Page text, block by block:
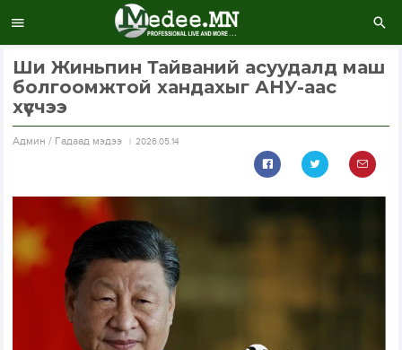
Ши Жиньпин Тайваний асуудалд маш
болгоомжтой хандахыг АНУ-аас
хүсчээ
Aдмин / Гадаад мэдээ 2026.05.14